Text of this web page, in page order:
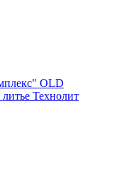
OLD
Технолит